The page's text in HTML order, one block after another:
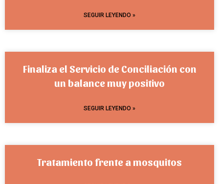
SEGUIR LEYENDO »
Finaliza el Servicio de Conciliación con
un balance muy positivo
SEGUIR LEYENDO »
Tratamiento frente a mosquitos